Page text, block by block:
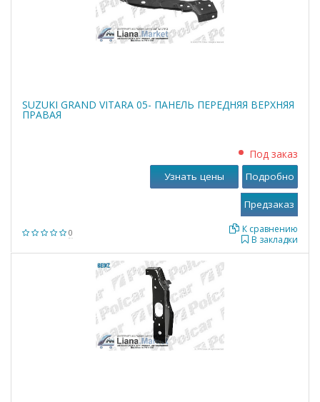
SUZUKI GRAND VITARA 05- ПАНЕЛЬ ПЕРЕДНЯЯ ВЕРХНЯЯ
ПРАВАЯ
0
Под заказ
В закладки
К сравнению
Узнать цены Подробно